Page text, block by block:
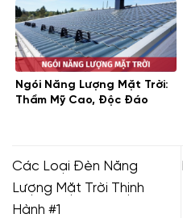
Ngói Năng Lượng Mặt Trời:
Thẩm Mỹ Cao, Độc Đáo
Các Loại Đèn Năng
Lượng Mặt Trời Thịnh
Hành #1